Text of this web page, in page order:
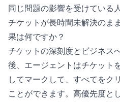
同じ問題の影響を受けている
チケットが長時間未解決のま
果は何ですか？
チケットの深刻度とビジネス
後、エージェントはチケット
してマークして、すべてをク
ことができます。高優先度と